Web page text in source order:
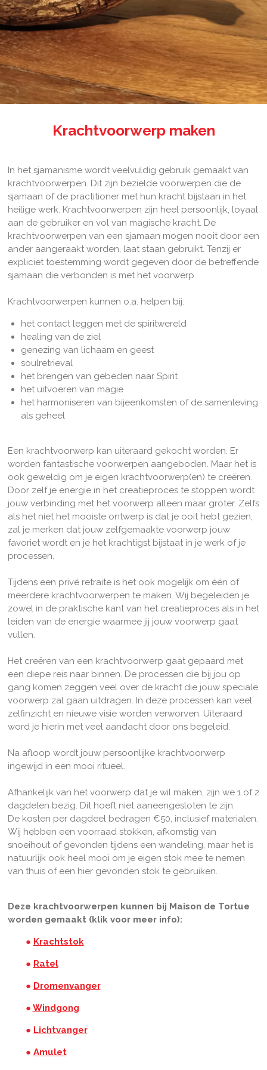
Krachtvoorwerp maken
In het sjamanisme wordt veelvuldig gebruik gemaakt van
krachtvoorwerpen. Dit zijn bezielde voorwerpen die de
sjamaan of de practitioner met hun kracht bijstaan in het
heilige werk. Krachtvoorwerpen zijn heel persoonlijk, loyaal
aan de gebruiker en vol van magische kracht. De
krachtvoorwerpen van een sjamaan mogen nooit door een
ander aangeraakt worden, laat staan gebruikt. Tenzij er
expliciet toestemming wordt gegeven door de betreffende
sjamaan die verbonden is met het voorwerp.
Krachtvoorwerpen kunnen o.a. helpen bij:
het contact leggen met de spiritwereld
healing van de ziel
genezing van lichaam en geest
soulretrieval
het brengen van gebeden naar Spirit
het uitvoeren van magie
het harmoniseren van bijeenkomsten of de samenleving
als geheel
Een krachtvoorwerp kan uiteraard gekocht worden. Er
worden fantastische voorwerpen aangeboden. Maar het is
ook geweldig om je eigen krachtvoorwerp(en) te creëren.
Door zelf je energie in het creatieproces te stoppen wordt
jouw verbinding met het voorwerp alleen maar groter. Zelfs
als het niet het mooiste ontwerp is dat je ooit hebt gezien,
zal je merken dat jouw zelfgemaakte voorwerp jouw
favoriet wordt en je het krachtigst bijstaat in je werk of je
processen.
Tijdens een privé retraite is het ook mogelijk om één of
meerdere krachtvoorwerpen te maken. Wij begeleiden je
zowel in de praktische kant van het creatieproces als in het
leiden van de energie waarmee jij jouw voorwerp gaat
vullen.
Het creëren van een krachtvoorwerp gaat gepaard met
een diepe reis naar binnen. De processen die bij jou op
gang komen zeggen veel over de kracht die jouw speciale
voorwerp zal gaan uitdragen. In deze processen kan veel
zelfinzicht en nieuwe visie worden verworven. Uiteraard
word je hierin met veel aandacht door ons begeleid.
Na afloop wordt jouw persoonlijke krachtvoorwerp
ingewijd in een mooi ritueel.
Afhankelijk van het voorwerp dat je wil maken, zijn we 1 of 2
dagdelen bezig. Dit hoeft niet aaneengesloten te zijn.
De kosten per dagdeel bedragen €50, inclusief materialen.
Wij hebben een voorraad stokken, afkomstig van
snoeihout of gevonden tijdens een wandeling, maar het is
natuurlijk ook heel mooi om je eigen stok mee te nemen
van thuis of een hier gevonden stok te gebruiken.
Deze krachtvoorwerpen kunnen bij Maison de Tortue
worden gemaakt (klik voor meer info):
● Krachtstok
● Ratel
● Dromenvanger
● Windgong
● Lichtvanger
● Amulet